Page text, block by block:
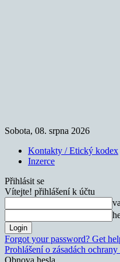
Sobota, 08. srpna 2026
Kontakty / Etický kodex
Inzerce
Přihlásit se
Vítejte! přihlášení k účtu
Forgot your password? Get
Prohlášení o zásadách
Obnova hesla